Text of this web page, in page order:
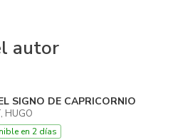
autor
SIGNO DE CAPRICORNIO
HUGO
en 2 días